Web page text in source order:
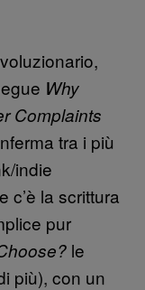
Why
Complaints
tra i più
indie
c’è la scrittura
pur
le
più), con un